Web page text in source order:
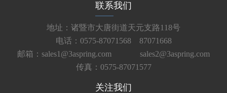
联系我们
地址：诸暨市大唐街道天元支路118号
电话：0575-87071568 87071668
邮箱：sales1@3aspring.com
sales2@3aspring.com
传真：0575-87071577
关注我们